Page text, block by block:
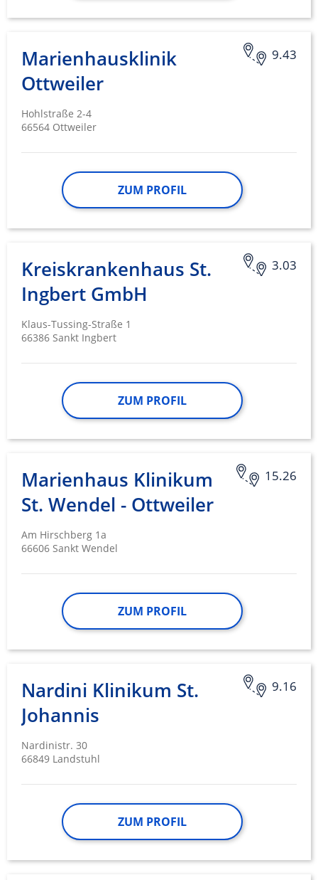
9.43
Marienhausklinik
Ottweiler
Hohlstraße 2-4
66564 Ottweiler
ZUM PROFIL
3.03
Kreiskrankenhaus St.
Ingbert GmbH
Klaus-Tussing-Straße 1
66386 Sankt Ingbert
ZUM PROFIL
15.26
Marienhaus Klinikum
St. Wendel - Ottweiler
Am Hirschberg 1a
66606 Sankt Wendel
ZUM PROFIL
9.16
Nardini Klinikum St.
Johannis
Nardinistr. 30
66849 Landstuhl
ZUM PROFIL